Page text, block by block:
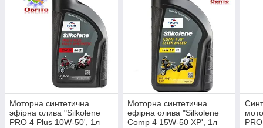
Моторна синтетична
эфірна олива "Silkolene
PRO 4 Plus 10W-50', 1л
Моторна синтетична
ефірна олива "Silkolene
Comp 4 15W-50 XP', 1л